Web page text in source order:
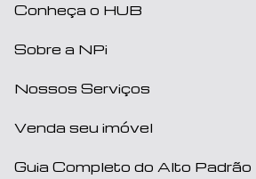
Conheça o HUB
Sobre a NPi
Nossos Serviços
Venda seu imóvel
Guia Completo do Alto Padrão